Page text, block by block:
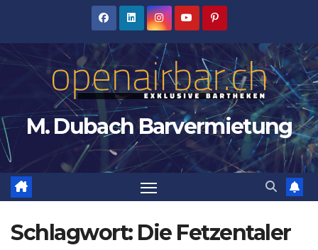
M. Dubach Barvermietung
Schlagwort: Die Fetzentaler